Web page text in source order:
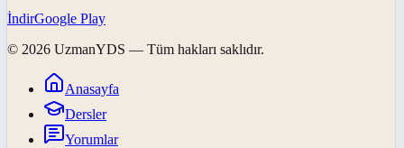
İndirGoogle Play
© 2026 UzmanYDS — Tüm hakları saklıdır.
Anasayfa
Dersler
Yorumlar